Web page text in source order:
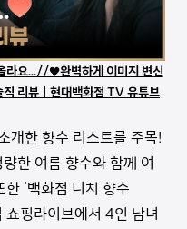
라요...//♥완벽하게 이미지 변신
리뷰ㅣ현대백화점 TV 유튜브
개한 향수 리스트를 주목!
한 여름 향수와 함께 여
한 '백화점 니치 향수
핑라이브에서 4인 남녀